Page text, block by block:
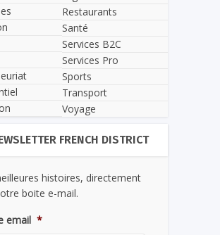
Restaurants
Santé
Services B2C
Services Pro
Sports
Transport
Voyage
FRENCH DISTRICT
histoires, directement
boite e-mail.
email *